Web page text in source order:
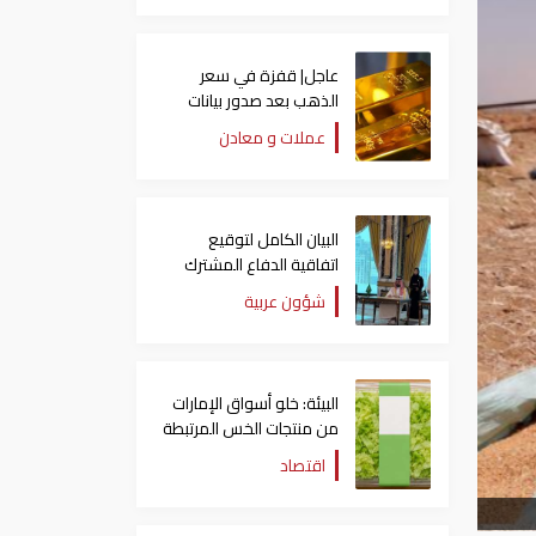
عاجل| قفزة في سعر
الذهب بعد صدور بيانات
الوظائف الأمريكية
عملات و معادن
البيان الكامل لتوقيع
اتفاقية الدفاع المشترك
بين السعودية وتركيا
وباكستان
شؤون عربية
البيئة: خلو أسواق الإمارات
من منتجات الخس المرتبطة
بتفشي داء السيكلوسبورا
اقتصاد